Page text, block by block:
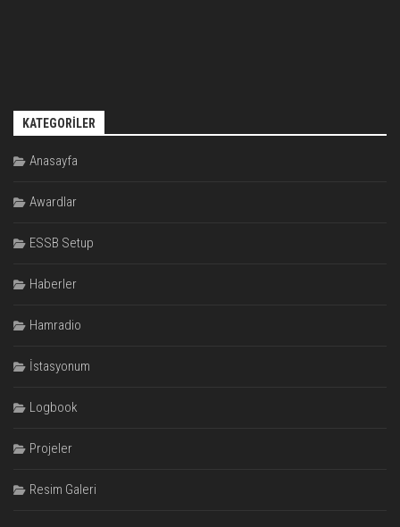
KATEGORILER
Anasayfa
Awardlar
ESSB Setup
Haberler
Hamradio
İstasyonum
Logbook
Projeler
Resim Galeri